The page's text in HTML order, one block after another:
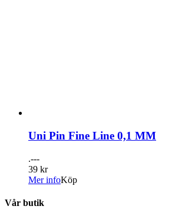
Uni Pin Fine Line 0,1 MM
.---
39 kr
Mer infoKöp
Vår butik